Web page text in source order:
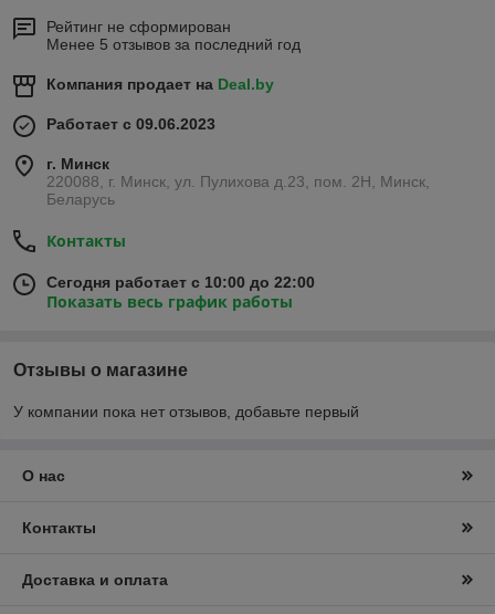
Рейтинг не сформирован
Менее 5 отзывов за последний год
Компания продает на Deal.by
Работает с 09.06.2023
г. Минск
220088, г. Минск, ул. Пулихова д.23, пом. 2Н, Минск,
Беларусь
Контакты
Сегодня работает с 10:00 до 22:00
Показать весь график работы
Отзывы о магазине
У компании пока нет отзывов, добавьте первый
О нас
Контакты
Доставка и оплата